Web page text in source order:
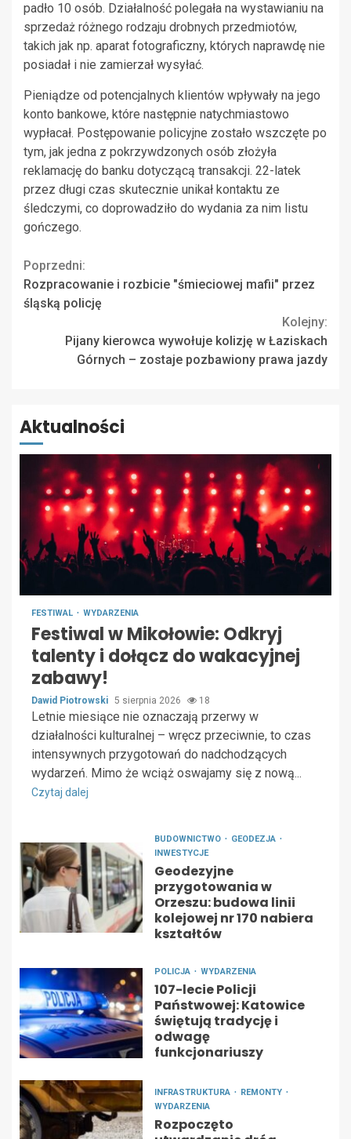
padło 10 osób. Działalność polegała na wystawianiu na
sprzedaż różnego rodzaju drobnych przedmiotów,
takich jak np. aparat fotograficzny, których naprawdę nie
posiadał i nie zamierzał wysyłać.
Pieniądze od potencjalnych klientów wpływały na jego
konto bankowe, które następnie natychmiastowo
wypłacał. Postępowanie policyjne zostało wszczęte po
tym, jak jedna z pokrzywdzonych osób złożyła
reklamację do banku dotyczącą transakcji. 22-latek
przez długi czas skutecznie unikał kontaktu ze
śledczymi, co doprowadziło do wydania za nim listu
gończego.
Continue
Reading
Poprzedni:
Rozpracowanie i rozbicie "śmieciowej mafii" przez
śląską policję
Kolejny:
Pijany kierowca wywołuje kolizję w Łaziskach
Górnych – zostaje pozbawiony prawa jazdy
Aktualności
FESTIWAL WYDARZENIA
Festiwal w Mikołowie: Odkryj
talenty i dołącz do wakacyjnej
zabawy!
Dawid Piotrowski 5 sierpnia 2026 18
Letnie miesiące nie oznaczają przerwy w
działalności kulturalnej – wręcz przeciwnie, to czas
intensywnych przygotowań do nadchodzących
wydarzeń. Mimo że wciąż oswajamy się z nową...
Czytaj dalej
BUDOWNICTWO
GEODEZJA
INWESTYCJE
Geodezyjne
przygotowania w
Orzeszu: budowa linii
kolejowej nr 170 nabiera
kształtów
POLICJA WYDARZENIA
107-lecie Policji
Państwowej: Katowice
świętują tradycję i
odwagę
funkcjonariuszy
INFRASTRUKTURA
REMONTY
WYDARZENIA
Rozpoczęto